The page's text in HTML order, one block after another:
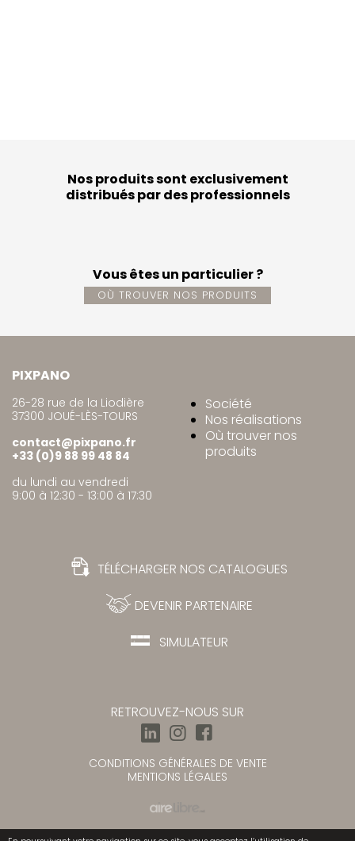
Nos produits sont exclusivement
distribués par des professionnels
Vous êtes un particulier ?
OÙ TROUVER NOS PRODUITS
PIXPANO
26-28 rue de la Liodière
37300 JOUÉ-LÈS-TOURS
contact@pixpano.fr
+33 (0)9 88 99 48 84
du lundi au vendredi
9:00 à 12:30 - 13:00 à 17:30
Société
Nos réalisations
Où trouver nos
produits
TÉLÉCHARGER NOS CATALOGUES
DEVENIR PARTENAIRE
SIMULATEUR
RETROUVEZ-NOUS SUR
CONDITIONS GÉNÉRALES DE VENTE
MENTIONS LÉGALES